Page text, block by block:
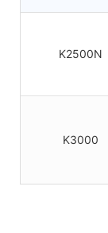
K2500N
K3000